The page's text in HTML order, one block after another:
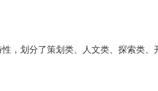
，划分了策划类、人文类、探索类